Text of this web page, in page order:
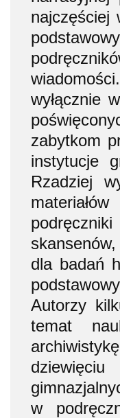
najczęściej
wyłącznie
zabytkom
instytucje
Rzadziej
dla badań
Autorzy
temat
w